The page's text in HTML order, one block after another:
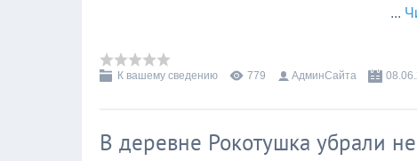
...
К вашему сведению 779 АдминСайта
В деревне Рокотушка убрали